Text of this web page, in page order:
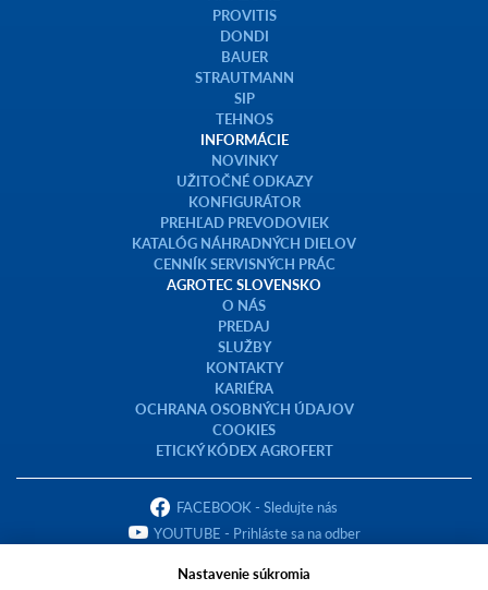
PROVITIS
DONDI
BAUER
STRAUTMANN
SIP
TEHNOS
INFORMÁCIE
NOVINKY
UŽITOČNÉ ODKAZY
KONFIGURÁTOR
PREHĽAD PREVODOVIEK
KATALÓG NÁHRADNÝCH DIELOV
CENNÍK SERVISNÝCH PRÁC
AGROTEC SLOVENSKO
O NÁS
PREDAJ
SLUŽBY
KONTAKTY
KARIÉRA
OCHRANA OSOBNÝCH ÚDAJOV
COOKIES
ETICKÝ KÓDEX AGROFERT
FACEBOOK - Sledujte nás
YOUTUBE - Prihláste sa na odber
Nastavenie súkromia